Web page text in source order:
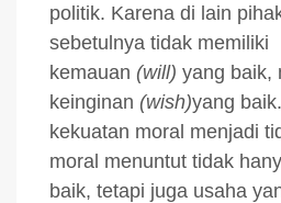
politik. Karena di lain
sebetulnya tidak memiliki
kemauan (will) yang baik,
keinginan (wish)yang
kekuatan moral menjadi
moral menuntut tidak
baik, tetapi juga usaha